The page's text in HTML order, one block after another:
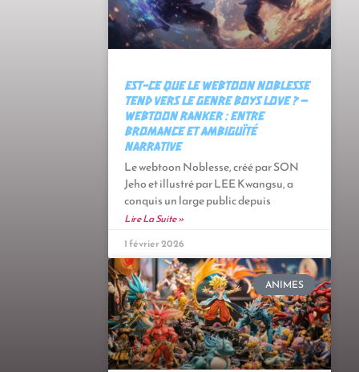
Est-ce que le webtoon Noblesse
tend vers le genre Boys Love ? –
Webtoon Ranker : Entre
bromance et ambiguïté
narrative
Le webtoon Noblesse, créé par SON
Jeho et illustré par LEE Kwangsu, a
conquis un large public depuis
Lire La Suite »
1 février 2026
ANIMES